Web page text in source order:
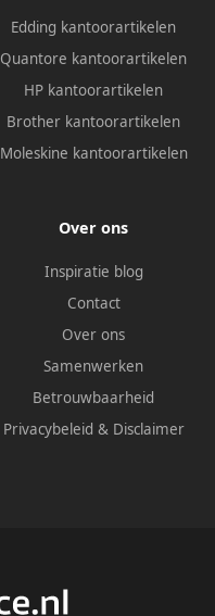
Edding kantoorartikelen
Quantore kantoorartikelen
HP kantoorartikelen
Brother kantoorartikelen
Moleskine kantoorartikelen
Over ons
Inspiratie blog
Contact
Over ons
Samenwerken
Betrouwbaarheid
Privacybeleid & Disclaimer